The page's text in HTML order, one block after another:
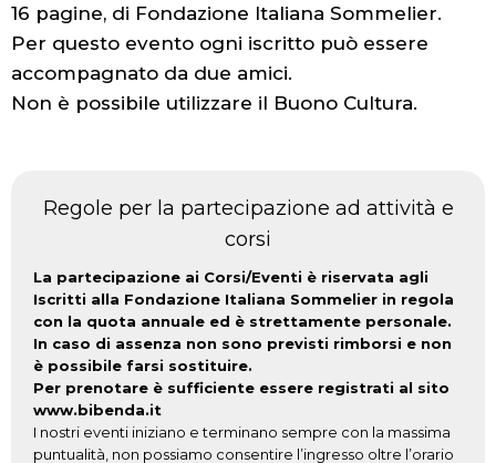
16 pagine, di Fondazione Italiana Sommelier.
Per questo evento ogni iscritto può essere
accompagnato da due amici.
Non è possibile utilizzare il Buono Cultura.
Regole per la partecipazione ad attività e
corsi
La partecipazione ai Corsi/Eventi è riservata agli
Iscritti alla Fondazione Italiana Sommelier in regola
con la quota annuale ed è strettamente personale.
In caso di assenza non sono previsti rimborsi e non
è possibile farsi sostituire.
Per prenotare è sufficiente essere registrati al sito
www.bibenda.it
I nostri eventi iniziano e terminano sempre con la massima
puntualità, non possiamo consentire l’ingresso oltre l’orario